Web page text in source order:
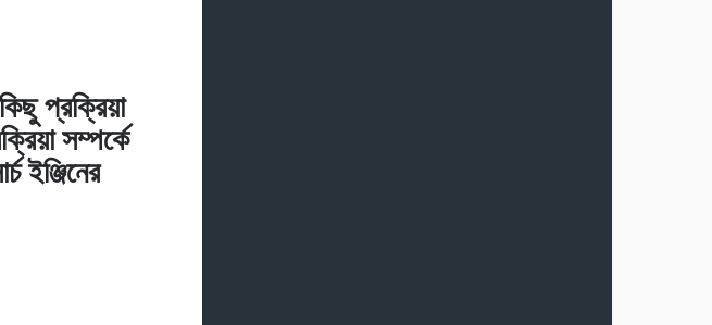
প্রক্রিয়া
সম্পর্কে
ইঞ্জিনের